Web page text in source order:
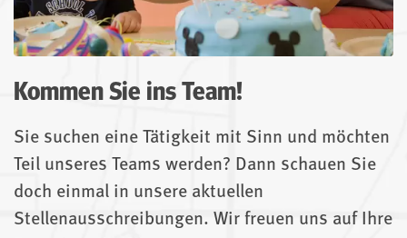
Kommen Sie ins Team!
Sie suchen eine Tätigkeit mit Sinn und möchten
Teil unseres Teams werden? Dann schauen Sie
doch einmal in unsere aktuellen
Stellenausschreibungen. Wir freuen uns auf Ihre